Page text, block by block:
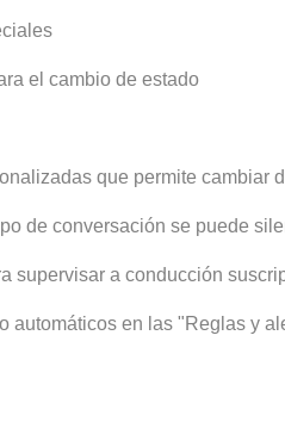
el cambio de estado
que permite cambiar
de conversación se puede
supervisar a conducción
automáticos en las "Reglas y